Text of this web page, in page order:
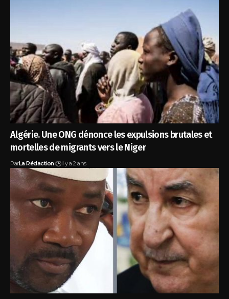
Algérie. Une ONG dénonce les expulsions brutales et
mortelles de migrants vers le Niger
ParLa Rédaction il y a 2 ans